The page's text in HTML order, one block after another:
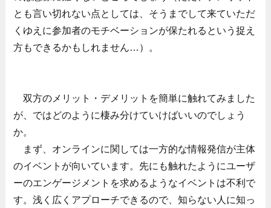
とも言い切れない点としては、そうまでして来ていただ
くゆえに参加者のモチベーションが保たれるという捉え
方もできるかもしれません…）。
双方のメリット・デメリットを簡単に触れてみました
が、ではどのように棲み分けていけばいいのでしょう
か。
まず、オンラインに関しては一方的な情報発信が主体
のイベントが向いています。先にも触れたようにユーザ
ーのエンゲージメントを求めるようなイベントは不利で
す。浅く広くアプローチできるので、知らない人に知っ